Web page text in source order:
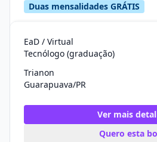
Duas mensalidades GRÁTIS
EaD / Virtual
Tecnólogo (graduação)
Trianon
Guarapuava/PR
Ver mais
Quero esta